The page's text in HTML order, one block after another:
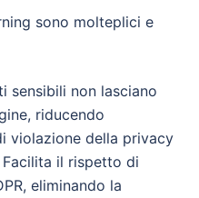
sono molteplici e
sensibili non lasciano
riducendo
violazione della privacy
Facilita il rispetto di
eliminando la